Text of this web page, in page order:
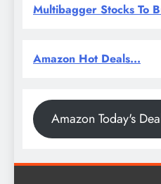
Multibagger Stocks To
Amazon Hot Deals...
Amazon Today's